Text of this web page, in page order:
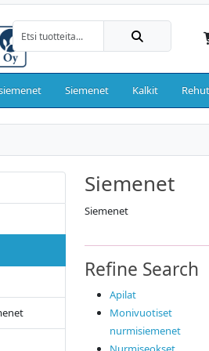
Siemenet Kalkit Rehut
Siemenet
Siemenet
Refine Search
Apilat
Monivuotiset
nurmisiemenet